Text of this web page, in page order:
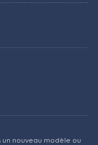
nouveau modèle ou